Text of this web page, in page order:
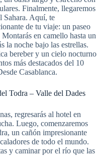
Finalmente, llegaremos
Sahara. Aquí, te
de tu viaje: un paseo
en camello hasta un
la noche bajo las estrellas.
bereber y un cielo nocturno
más destacados del 10
Casablanca.
Todra – Valle del Dades
regresarás al hotel en
Luego, comenzaremos
un cañón impresionante
de todo el mundo.
y caminar por el río que las